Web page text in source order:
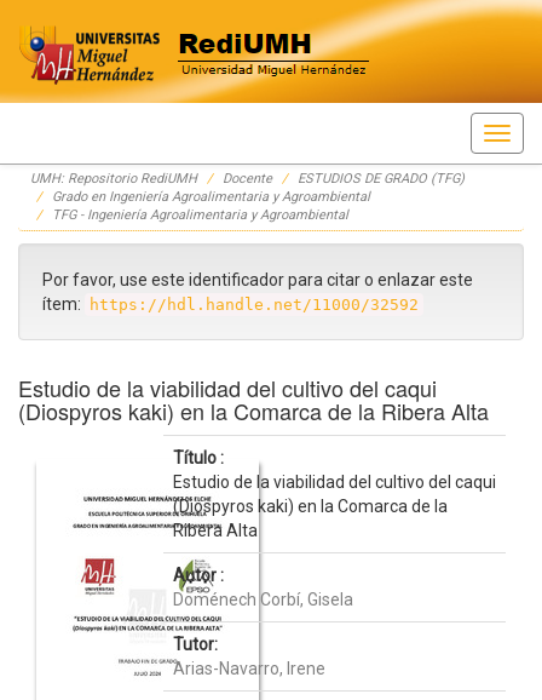
Skip
navigation
UMH: Repositorio RediUMH Docente
ESTUDIOS DE GRADO (TFG)
Grado en Ingeniería Agroalimentaria y Agroambiental
TFG - Ingeniería Agroalimentaria y Agroambiental
Por favor, use este identificador para citar o enlazar este
ítem:
https://hdl.handle.net/11000/32592
Estudio de la viabilidad del cultivo del caqui
(Diospyros kaki) en la Comarca de la Ribera Alta
Título :
Estudio de la viabilidad del cultivo del caqui
(Diospyros kaki) en la Comarca de la
Ribera Alta
Autor :
Doménech Corbí, Gisela
Tutor:
Arias-Navarro, Irene